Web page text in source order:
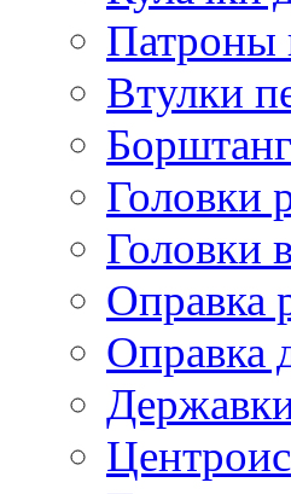
Патроны
Втулки
Головки
Головки
Оправка
Оправка